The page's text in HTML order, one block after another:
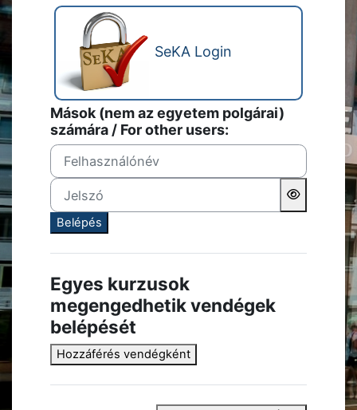
SeKA Login
Mások (nem az egyetem polgárai)
számára / For other users:
Felhasználónév
Jelszó
Belépés
Egyes kurzusok
megengedhetik vendégek
belépését
Hozzáférés vendégként